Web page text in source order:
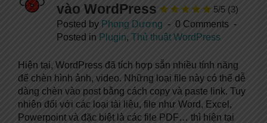
vào WordPress
5/5 (3)
Posted by Phong Dương
0 Comments
Posted in Plugin, Thủ thuật WordPress
Hiện tại, WordPress đã tích hợp sẵn nhiều tính năng
để chèn hình ảnh, video. Những loại file này có thể dễ
dàng chèn vào post bằng cách copy và paste link. Tuy
nhiên đối với các loại tài liệu, file như Word, Excel,
Powerpoint và đặc biệt là các file PDF… thì hiện tại